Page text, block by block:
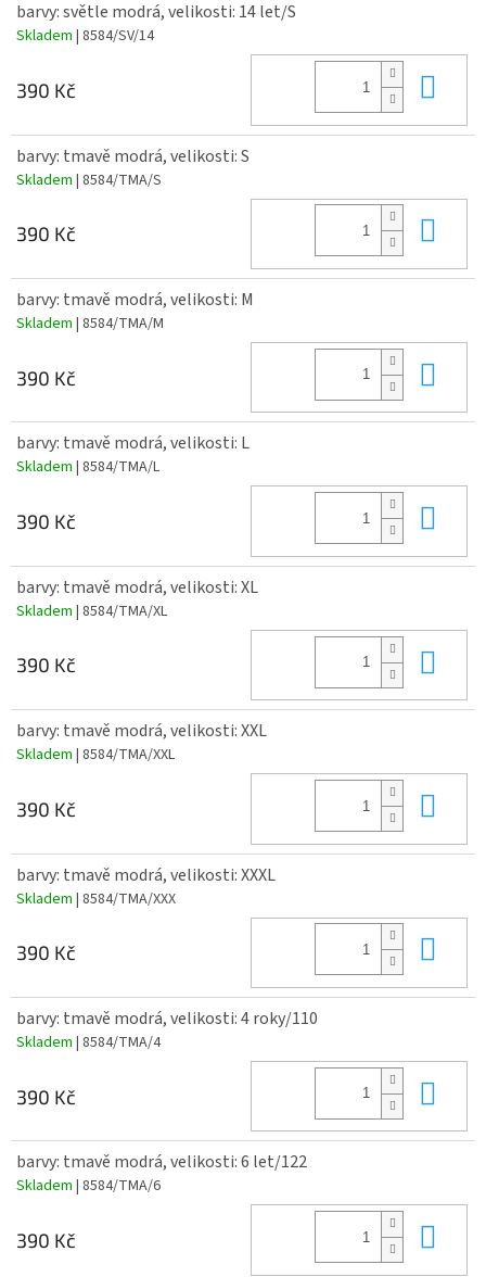
barvy: světle modrá, velikosti: 14 let/S
Skladem | 8584/SV/14
390 Kč
barvy: tmavě modrá, velikosti: S
Skladem | 8584/TMA/S
390 Kč
barvy: tmavě modrá, velikosti: M
Skladem | 8584/TMA/M
390 Kč
barvy: tmavě modrá, velikosti: L
Skladem | 8584/TMA/L
390 Kč
barvy: tmavě modrá, velikosti: XL
Skladem | 8584/TMA/XL
390 Kč
barvy: tmavě modrá, velikosti: XXL
Skladem | 8584/TMA/XXL
390 Kč
barvy: tmavě modrá, velikosti: XXXL
Skladem | 8584/TMA/XXX
390 Kč
barvy: tmavě modrá, velikosti: 4 roky/110
Skladem | 8584/TMA/4
390 Kč
barvy: tmavě modrá, velikosti: 6 let/122
Skladem | 8584/TMA/6
390 Kč